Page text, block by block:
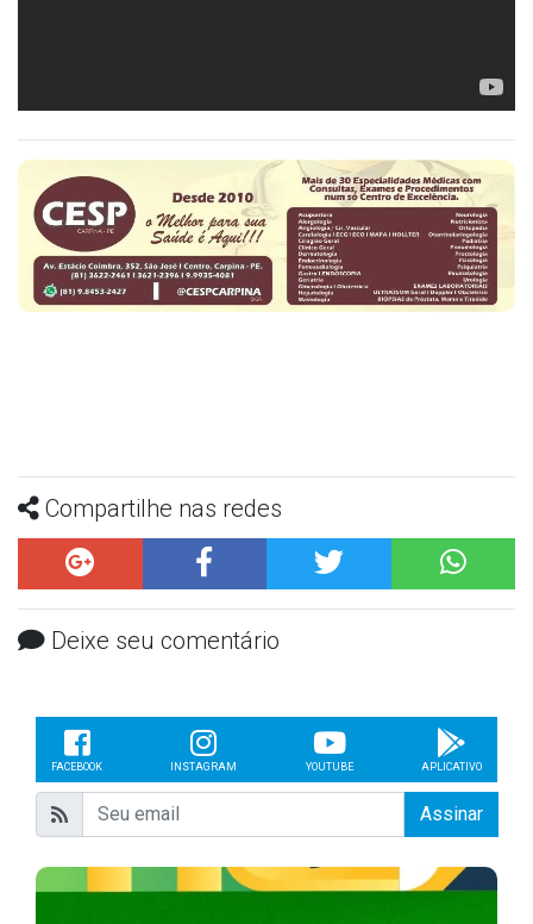
Compartilhe nas redes
Deixe seu comentário
FACEBOOK INSTAGRAM YOUTUBE APLICATIVO
Assinar